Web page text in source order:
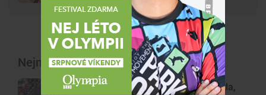
Nejnovější články
Brněnská Zbrojovka poprvé klopýtla,